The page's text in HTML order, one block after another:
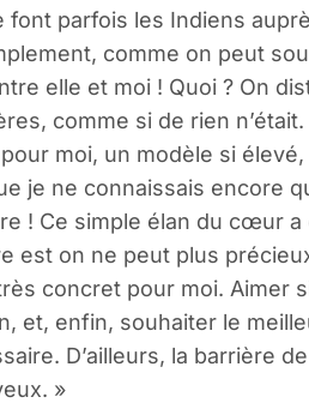
font parfois les Indiens
comme on peut
elle et moi ! Quoi ? On
comme si de rien
moi, un modèle si
je ne connaissais
! Ce simple élan du cœur
est on ne peut plus
concret pour moi. Aimer
et, enfin, souhaiter le
D’ailleurs, la barrière
»